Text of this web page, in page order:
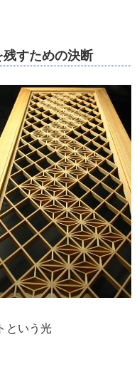
すための決断
という光